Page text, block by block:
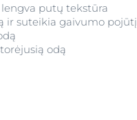
putų tekstūra
ir suteikia gaivumo pojūtį
odą